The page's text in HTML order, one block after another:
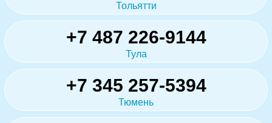
Тольятти
+7 487 226-9144
Тула
+7 345 257-5394
Тюмень